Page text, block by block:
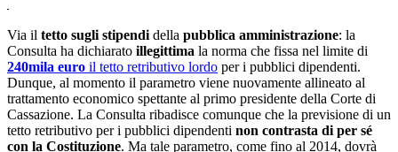
Via il tetto sugli stipendi della pubblica amministrazione: la
Consulta ha dichiarato illegittima la norma che fissa nel limite di
240mila euro il tetto retributivo lordo per i pubblici dipendenti.
Dunque, al momento il parametro viene nuovamente allineato al
trattamento economico spettante al primo presidente della Corte di
Cassazione. La Consulta ribadisce comunque che la previsione di un
tetto retributivo per i pubblici dipendenti non contrasta di per sé
con la Costituzione. Ma tale parametro, come fino al 2014, dovrà